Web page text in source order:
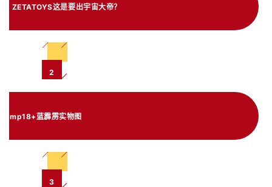
ZETATOYS这是要出宇宙大帝？
2
mp18+蓝霹雳实物图
3